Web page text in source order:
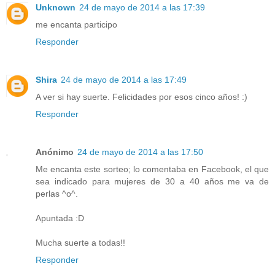
Unknown 24 de mayo de 2014 a las 17:39
me encanta participo
Responder
Shira 24 de mayo de 2014 a las 17:49
A ver si hay suerte. Felicidades por esos cinco años! :)
Responder
Anónimo 24 de mayo de 2014 a las 17:50
Me encanta este sorteo; lo comentaba en Facebook, el que
sea indicado para mujeres de 30 a 40 años me va de
perlas ^o^.
Apuntada :D
Mucha suerte a todas!!
Responder